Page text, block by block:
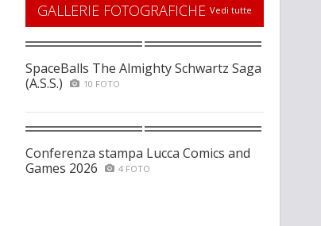
GALLERIE FOTOGRAFICHE Vedi tutte
SpaceBalls The Almighty Schwartz Saga
(A.S.S.)
10 FOTO
Conferenza stampa Lucca Comics and
Games 2026
4 FOTO